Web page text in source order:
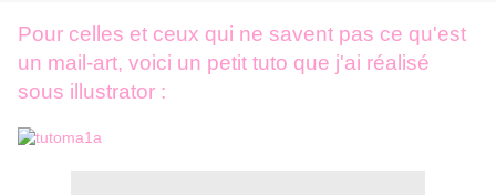
Pour celles et ceux qui ne savent pas ce qu'est
un mail-art, voici un petit tuto que j'ai réalisé
sous illustrator :